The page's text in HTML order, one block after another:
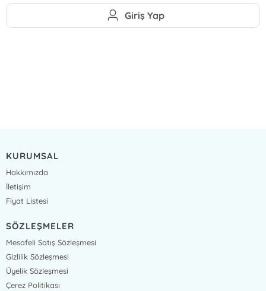
Giriş Yap
KURUMSAL
Hakkımızda
İletişim
Fiyat Listesi
SÖZLEŞMELER
Mesafeli Satış Sözleşmesi
Gizlilik Sözleşmesi
Üyelik Sözleşmesi
Çerez Politikası